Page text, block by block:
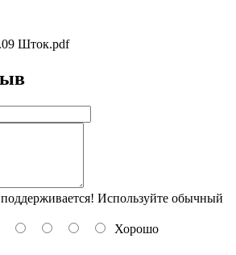
Шток.pdf
Используйте обычный
Хорошо